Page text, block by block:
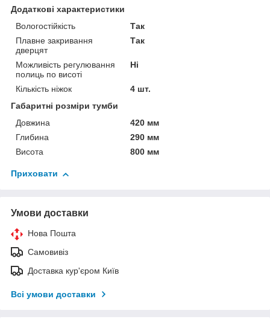
Додаткові характеристики
Вологостійкість
Так
Плавне закривання
дверцят
Так
Можливість регулювання
полиць по висоті
Ні
Кількість ніжок
4 шт.
Габаритні розміри тумби
Довжина
420 мм
Глибина
290 мм
Висота
800 мм
Приховати
Умови доставки
Нова Пошта
Самовивіз
Доставка кур'єром Київ
Всі умови доставки